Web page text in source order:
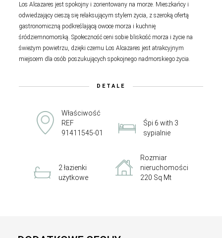
Los Alcazares jest spokojny i zorientowany na morze. Mieszkańcy i
odwiedzający cieszą się relaksującym stylem życia, z szeroką ofertą
gastronomiczną podkreślającą owoce morza i kuchnię
śródziemnomorską. Społeczność ceni sobie bliskość morza i życie na
świeżym powietrzu, dzięki czemu Los Alcazares jest atrakcyjnym
miejscem dla osób poszukujących spokojnego nadmorskiego życia.
DETALE
Właściwość
REF
91411545-01
Śpi 6 with 3
sypialnie
2 łazienki
użytkowe
Rozmiar
nieruchomości
220 Sq Mt